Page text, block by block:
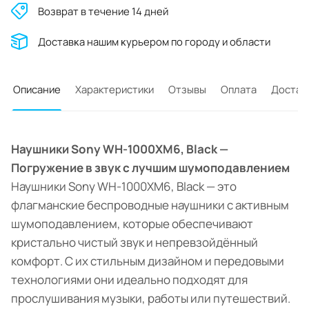
Возврат в течение 14 дней
Доставĸа нашим ĸурьером по городу и области
Описание Характеристики Отзывы Оплата
Наушники Sony WH-1000XM6, Black —
Погружение в звук с лучшим шумоподавлением
Наушники Sony WH-1000XM6, Black — это
флагманские беспроводные наушники с активным
шумоподавлением, которые обеспечивают
кристально чистый звук и непревзойдённый
комфорт. С их стильным дизайном и передовыми
технологиями они идеально подходят для
прослушивания музыки, работы или путешествий.